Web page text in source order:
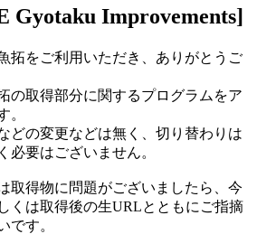
Gyotaku Improvements]
拓をご利用いただき、ありがとうご
の取得部分に関するプログラムをア
。
どの変更などは無く、切り替わりは
必要はございません。
取得物に問題がございましたら、今
くは取得後の生URLとともにご指摘
です。